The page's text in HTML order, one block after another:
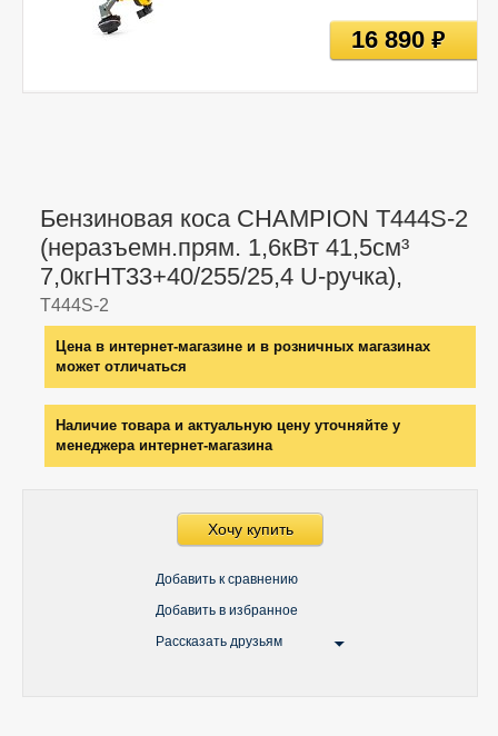
Бензиновая коса CHAMPION Т444S-2
(неразъемн.прям. 1,6кВт 41,5см³
7,0кгHT33+40/255/25,4 U-ручка),
T444S-2
Цена в интернет-магазине и в розничных магазинах
может отличаться
Наличие товара и актуальную цену уточняйте у
менеджера интернет-магазина
Хочу купить
Добавить к сравнению
Добавить в избранное
Рассказать друзьям
16 890руб